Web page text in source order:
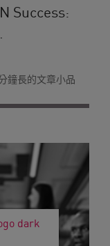
Success:
鐘長的文章小品